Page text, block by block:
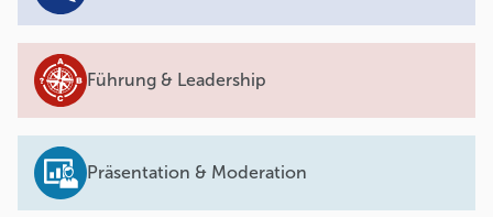
Führung & Leadership
Präsentation & Moderation